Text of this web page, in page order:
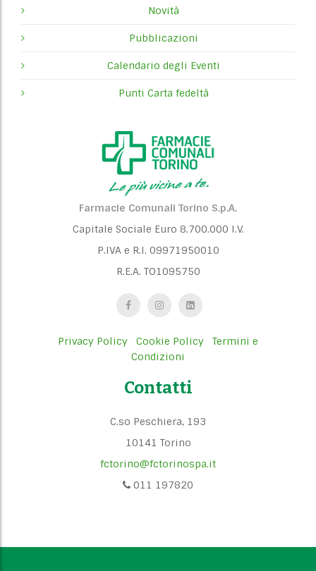
Novità
Pubblicazioni
Calendario degli Eventi
Punti Carta fedeltà
Farmacie Comunali Torino S.p.A.
Capitale Sociale Euro 8.700.000 I.V.
P.IVA e R.I. 09971950010
R.E.A. TO1095750
Privacy Policy Cookie Policy
Termini e
Condizioni
Contatti
C.so Peschiera, 193
10141 Torino
fctorino@fctorinospa.it
011 197820